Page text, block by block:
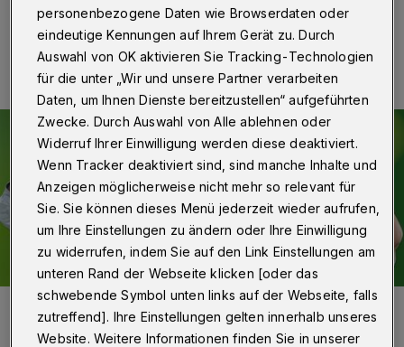
17.03.2017 , 11:10 Uhr 2 Minuten Lesezeit
So sähe es aus ...
Foto: Helios (Fotomontage)
personenbezogene Daten wie Browserdaten oder
eindeutige Kennungen auf Ihrem Gerät zu. Durch
Auswahl von OK aktivieren Sie Tracking-Technologien
für die unter „Wir und unsere Partner verarbeiten
Daten, um Ihnen Dienste bereitzustellen“ aufgeführten
Zwecke. Durch Auswahl von Alle ablehnen oder
Widerruf Ihrer Einwilligung werden diese deaktiviert.
Wenn Tracker deaktiviert sind, sind manche Inhalte und
Anzeigen möglicherweise nicht mehr so relevant für
Sie. Sie können dieses Menü jederzeit wieder aufrufen,
um Ihre Einstellungen zu ändern oder Ihre Einwilligung
zu widerrufen, indem Sie auf den Link Einstellungen am
unteren Rand der Webseite klicken [oder das
schwebende Symbol unten links auf der Webseite, falls
zutreffend]. Ihre Einstellungen gelten innerhalb unseres
Website. Weitere Informationen finden Sie in unserer